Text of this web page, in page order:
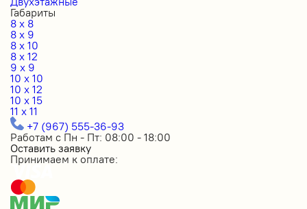
Габариты
8 x 8
8 x 9
8 x 10
8 x 12
9 x 9
10 x 10
10 x 12
10 x 15
11 x 11
+7 (967) 555-36-93
Работам с Пн - Пт: 08:00 - 18:00
Оставить заявку
Принимаем к оплате: